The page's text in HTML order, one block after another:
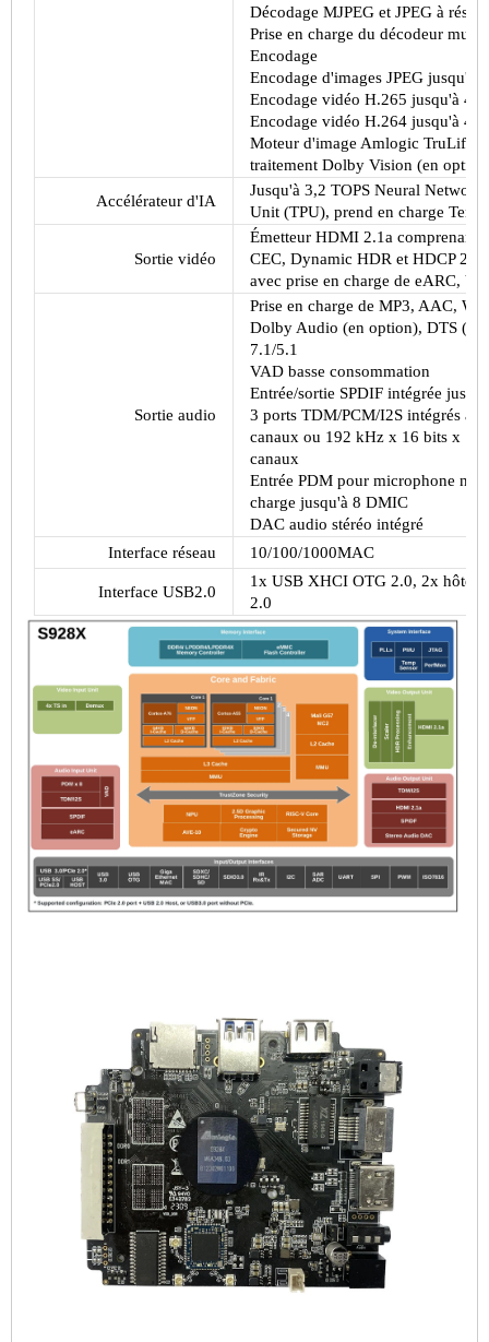
Décodage MJPEG et JPEG à
Prise en charge du décodeur
Encodage
Encodage d'images JPEG jusqu'à
Encodage vidéo H.265 jusqu'à
Encodage vidéo H.264 jusqu'à
Moteur d'image Amlogic TruLife
traitement Dolby Vision (en
Accélérateur d'IA
Jusqu'à 3,2 TOPS Neural
Unit (TPU), prend en charge
Sortie vidéo
Émetteur HDMI 2.1a comprenant
CEC, Dynamic HDR et HDCP
avec prise en charge de eARC,
Sortie audio
Prise en charge de MP3, AAC,
Dolby Audio (en option), DTS (en
7.1/5.1
VAD basse consommation
Entrée/sortie SPDIF intégrée
3 ports TDM/PCM/I2S intégrés
canaux ou 192 kHz x 16 bits x 16
canaux
Entrée PDM pour microphone
charge jusqu'à 8 DMIC
DAC audio stéréo intégré
Interface réseau
10/100/1000MAC
Interface USB2.0
1x USB XHCI OTG 2.0, 2x hôte
2.0